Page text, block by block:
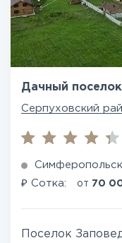
Дачный
Серпуховский
₽ Сотка: от 70
Поселок